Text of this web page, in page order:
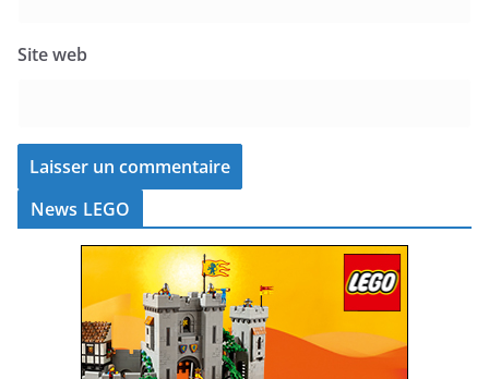
Site web
News LEGO